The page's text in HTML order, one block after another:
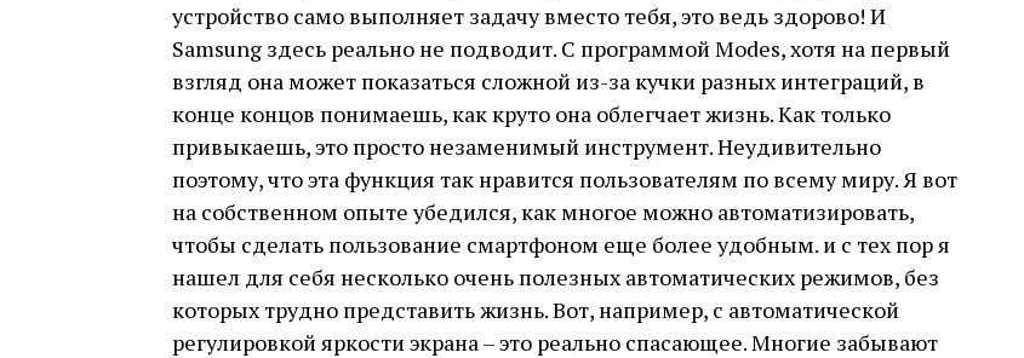
устройство само выполняет задачу вместо тебя, это ведь здорово! И
Samsung здесь реально не подводит. С программой Modes, хотя на первый
взгляд она может показаться сложной из-за кучки разных интеграций, в
конце концов понимаешь, как круто она облегчает жизнь. Как только
привыкаешь, это просто незаменимый инструмент. Неудивительно
поэтому, что эта функция так нравится пользователям по всему миру. Я вот
на собственном опыте убедился, как многое можно автоматизировать,
чтобы сделать пользование смартфоном еще более удобным. и с тех пор я
нашел для себя несколько очень полезных автоматических режимов, без
которых трудно представить жизнь. Вот, например, с автоматической
регулировкой яркости экрана – это реально спасающее. Многие забывают